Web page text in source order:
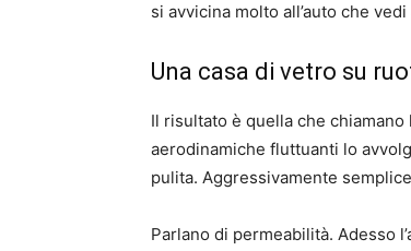
si avvicina molto all’auto che
Una casa di vetro su
Il risultato è quella che chiamano
aerodinamiche fluttuanti lo
pulita. Aggressivamente
Parlano di permeabilità. Adesso